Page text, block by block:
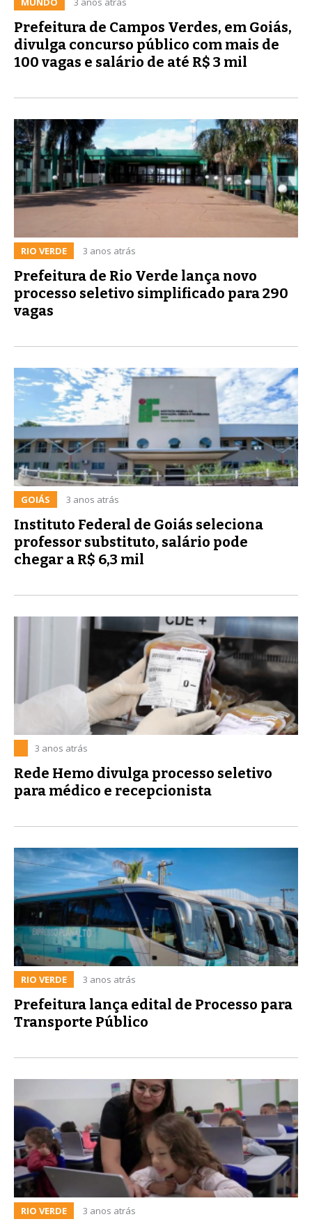
Prefeitura de Campos Verdes, em Goiás,
divulga concurso público com mais de
100 vagas e salário de até R$ 3 mil
RIO VERDE 3 anos atrás
Prefeitura de Rio Verde lança novo
processo seletivo simplificado para 290
vagas
GOIÁS 3 anos atrás
Instituto Federal de Goiás seleciona
professor substituto, salário pode
chegar a R$ 6,3 mil
3 anos atrás
Rede Hemo divulga processo seletivo
para médico e recepcionista
RIO VERDE 3 anos atrás
Prefeitura lança edital de Processo para
Transporte Público
RIO VERDE 3 anos atrás